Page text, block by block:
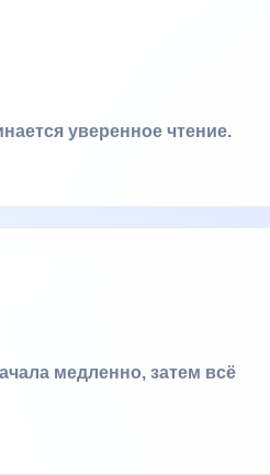
уверенное чтение.
медленно, затем всё